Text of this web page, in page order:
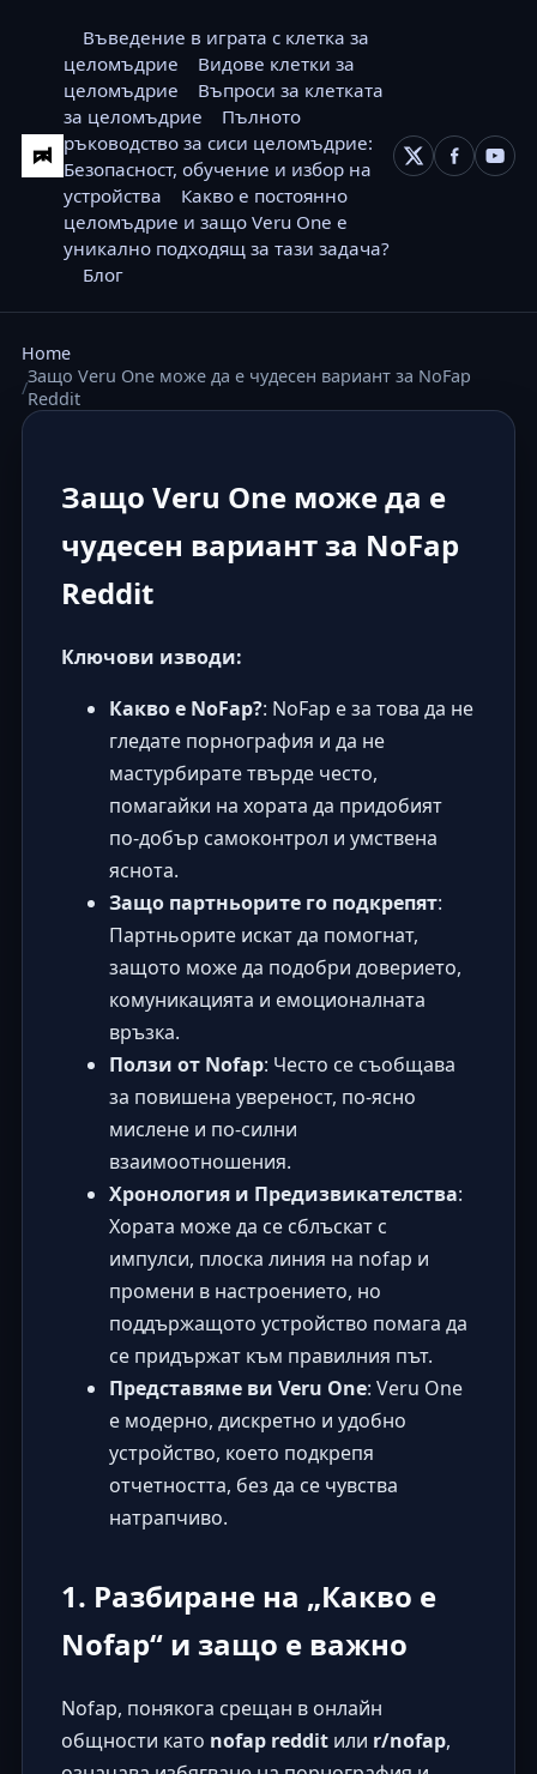
Въведение в играта с клетка за
целомъдрие
Видове клетки за
целомъдрие
Въпроси за клетката
за целомъдрие
Пълното
ръководство за сиси целомъдрие:
Безопасност, обучение и избор на
устройства
Какво е постоянно
целомъдрие и защо Veru One е
уникално подходящ за тази задача?
Блог
Home
Защо Veru One може да е чудесен вариант за NoFap
Reddit
Защо Veru One може да е
чудесен вариант за NoFap
Reddit
Ключови изводи:
Какво е NoFap?: NoFap е за това да не
гледате порнография и да не
мастурбирате твърде често,
помагайки на хората да придобият
по-добър самоконтрол и умствена
яснота.
Защо партньорите го подкрепят:
Партньорите искат да помогнат,
защото може да подобри доверието,
комуникацията и емоционалната
връзка.
Ползи от Nofap: Често се съобщава
за повишена увереност, по-ясно
мислене и по-силни
взаимоотношения.
Хронология и Предизвикателства:
Хората може да се сблъскат с
импулси, плоска линия на nofap и
промени в настроението, но
поддържащото устройство помага да
се придържат към правилния път.
Представяме ви Veru One: Veru One
е модерно, дискретно и удобно
устройство, което подкрепя
отчетността, без да се чувства
натрапчиво.
1. Разбиране на „Какво е
Nofap“ и защо е важно
Nofap, понякога срещан в онлайн
общности като nofap redditили r/nofap,